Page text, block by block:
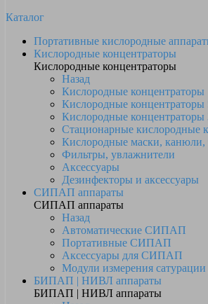
Каталог
Портативные кислородные
Кислородные концентраторы
Кислородные концентраторы
Назад
Кислородные концентраторы
Кислородные концентраторы
Кислородные концентраторы
Стационарные кислородные
Кислородные маски, канюли,
Фильтры, увлажнители
Аксессуары
Дезинфекторы и аксессуары
СИПАП аппараты
СИПАП аппараты
Назад
Автоматические СИПАП
Портативные СИПАП
Аксессуары для СИПАП
Модули измерения
БИПАП | НИВЛ аппараты
БИПАП | НИВЛ аппараты